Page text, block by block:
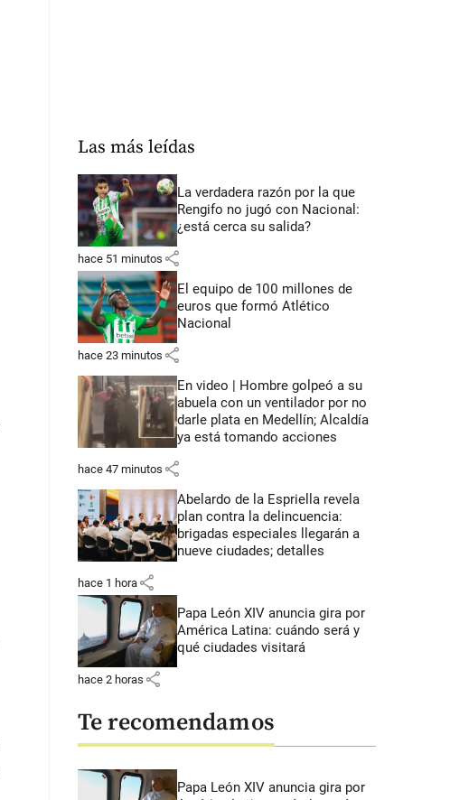
Las más leídas
La verdadera razón por la que
Rengifo no jugó con Nacional:
¿está cerca su salida?
hace 51 minutos share
El equipo de 100 millones de
euros que formó Atlético
Nacional
hace 23 minutos share
En video | Hombre golpeó a su
abuela con un ventilador por no
darle plata en Medellín; Alcaldía
ya está tomando acciones
hace 47 minutos share
Abelardo de la Espriella revela
plan contra la delincuencia:
brigadas especiales llegarán a
nueve ciudades; detalles
hace 1 hora share
Papa León XIV anuncia gira por
América Latina: cuándo será y
qué ciudades visitará
hace 2 horas share
Te recomendamos
Papa León XIV anuncia gira por